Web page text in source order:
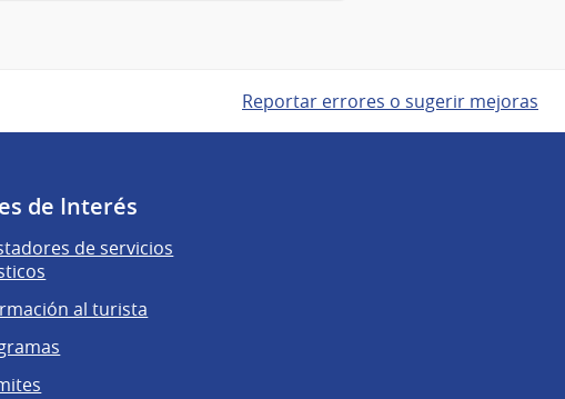
Reportar errores o sugerir mejoras
de Interés
de servicios
al turista